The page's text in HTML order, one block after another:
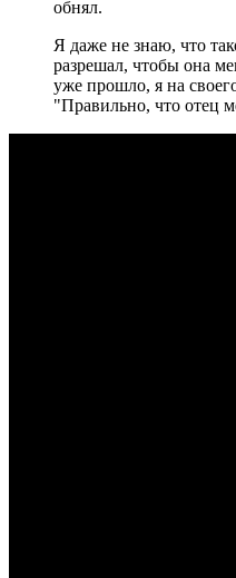
обнял.
Я даже не знаю, что
разрешал, чтобы она
уже прошло, я на
"Правильно, что отец